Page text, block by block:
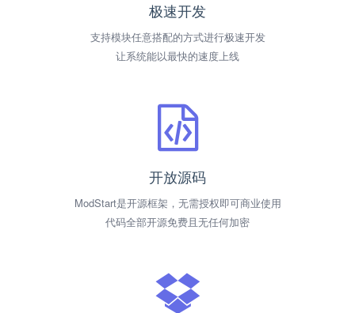
极速开发
支持模块任意搭配的方式进行极速开发
让系统能以最快的速度上线
开放源码
ModStart是开源框架，无需授权即可商业使用
代码全部开源免费且无任何加密